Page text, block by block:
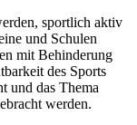
sportlich aktiv
und Schulen
mit Behinderung
des Sports
und das Thema
werden.